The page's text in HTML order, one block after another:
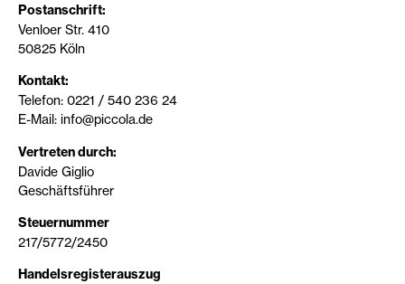
Postanschrift:
Venloer Str. 410
50825 Köln
Kontakt:
Telefon: 0221 / 540 236 24
E-Mail: info@piccola.de
Vertreten durch:
Davide Giglio
Geschäftsführer
Steuernummer
217/5772/2450
Handelsregisterauszug